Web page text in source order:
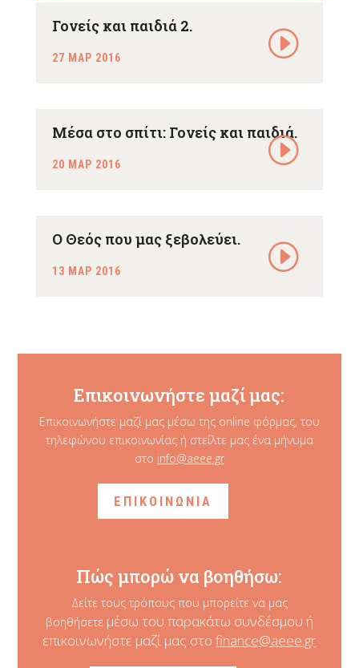
Γονείς και παιδιά 2.
27 ΜΑΡ 2016
Μέσα στο σπίτι: Γονείς και παιδιά.
20 ΜΑΡ 2016
Ο Θεός που μας ξεβολεύει.
13 ΜΑΡ 2016
Επικοινωνήστε μαζί μας:
Επικοινωνήστε μαζί μας μέσω της online φόρμας, του
τηλεφώνου επικοινωνίας ή στείλτε μας ένα μήνυμα
στο info@aeee.gr
ΕΠΙΚΟΙΝΩΝΙΑ
Πώς μπορώ να βοηθήσω:
Δείτε τους τρόπους που μπορείτε να μας
βοηθήσετε μέσω του παρακάτω συνδέσμου ή
επικοινωνήστε μαζί μας στοfinance@aeee.gr